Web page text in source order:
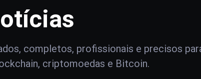
completos, profissionais e precisos
criptomoedas e Bitcoin.